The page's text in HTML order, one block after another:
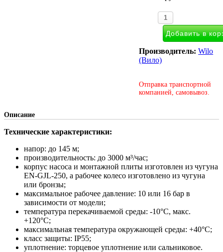
Производитель:Wilo
(Вило)
Отправка транспортной
компанией, самовывоз.
Описание
Технические характеристики:
напор: до 145 м;
производительность: до 3000 м³/час;
корпус насоса и монтажной плиты изготовлен из чугуна
EN-GJL-250, а рабочее колесо изготовлено из чугуна
или бронзы;
максимальное рабочее давление: 10 или 16 бар в
зависимости от модели;
температура перекачиваемой среды: -10°С, макс.
+120°С;
максимальная температура окружающей среды: +40°С;
класс защиты: IP55;
уплотнение: торцевое уплотнение или сальниковое.